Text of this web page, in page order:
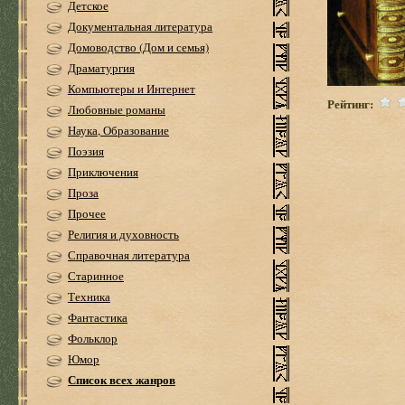
Детское
Документальная литература
Домоводство (Дом и семья)
Драматургия
Компьютеры и Интернет
Любовные романы
Наука, Образование
Поэзия
Приключения
Проза
Прочее
Религия и духовность
Справочная литература
Старинное
Техника
Фантастика
Фольклор
Юмор
Список всех жанров
Рейтинг: